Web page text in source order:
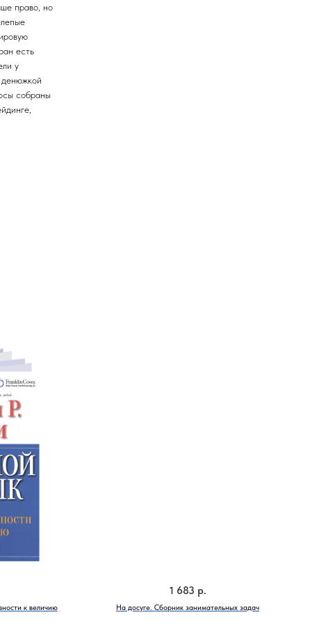
право, но
есть
у
денюжкой
собраны
к величию На досуге. Сборник занимательных задач
1 683 р.